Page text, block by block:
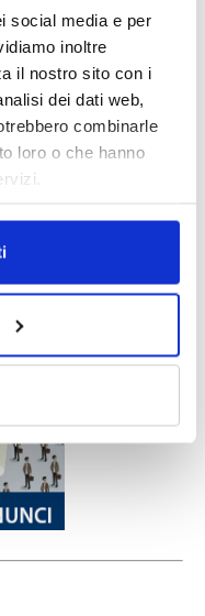
social media e per
inoltre
il nostro sito con i
dei dati web,
combinarle
loro o che hanno